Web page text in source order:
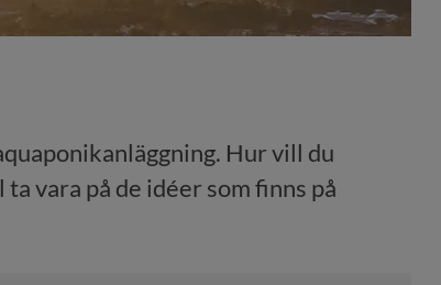
Hur vill du
vara på de idéer som finns på